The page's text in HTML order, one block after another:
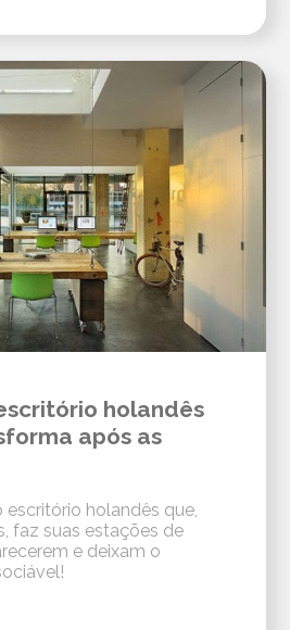
holandês
após as
escritório holandês que,
faz suas estações de
e deixam o